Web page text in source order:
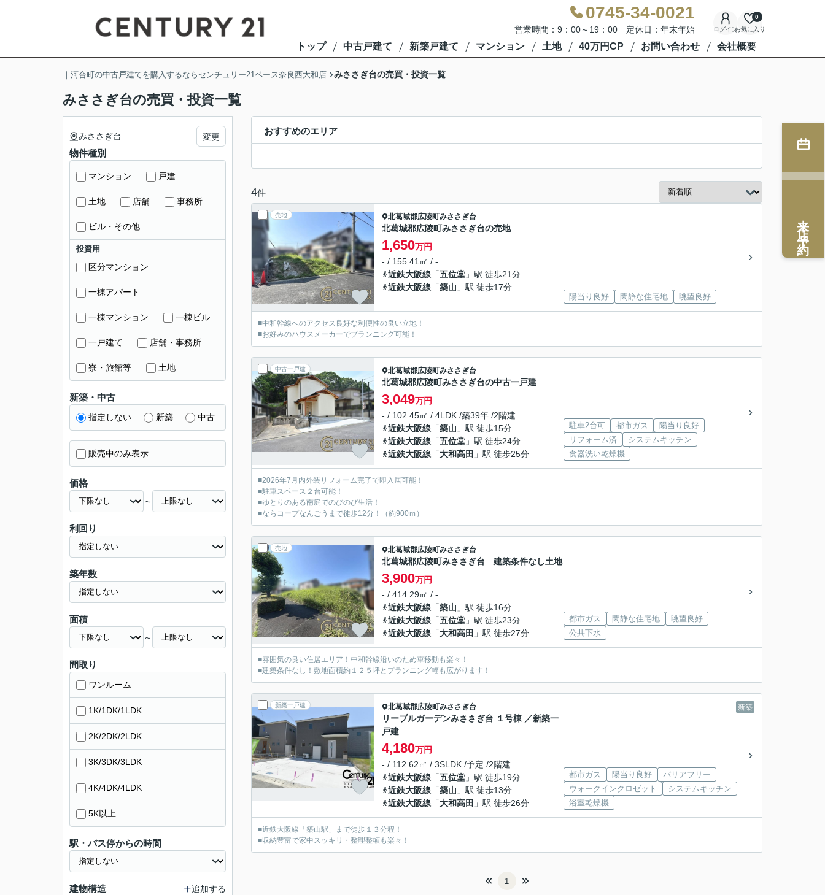
0745-34-0021
営業時間：9：00～19：00 定休日：年末年始 ログインお気に入り
0
トップ 中古戸建て 新築戸建て マンション 土地 40万円CP お問い合わせ 会社概要
｜河合町の中古戸建てを購入するならセンチュリー21ベース奈良西大和店 みささぎ台の売買・投資一覧
みささぎ台の売買・投資一覧
おすすめのエリア
4件
売地 北葛城郡広陵町みささぎ台
北葛城郡広陵町みささぎ台の売地
1,650万円
- / 155.41㎡ / -
近鉄大阪線 「五位堂 」駅 徒歩21分
近鉄大阪線 「築山 」駅 徒歩17分
陽当り良好 閑静な住宅地 眺望良好
■中和幹線へのアクセス良好な利便性の良い立地！
■お好みのハウスメーカーでプランニング可能！
中古一戸建 北葛城郡広陵町みささぎ台
北葛城郡広陵町みささぎ台の中古一戸建
3,049万円
- / 102.45㎡ / 4LDK /築39年 /2階建
近鉄大阪線 「築山 」駅 徒歩15分
近鉄大阪線 「五位堂 」駅 徒歩24分
近鉄大阪線 「大和高田 」駅 徒歩25分
駐車2台可 都市ガス
陽当り良好
リフォーム済
システムキッチン
食器洗い乾燥機
■2026年7月内外装リフォーム完了で即入居可能！
■駐車スペース２台可能！
■ゆとりのある南庭でのびのび生活！
■ならコープなんごうまで徒歩12分！（約900ｍ）
売地 北葛城郡広陵町みささぎ台
北葛城郡広陵町みささぎ台 建築条件なし土地
3,900万円
- / 414.29㎡ / -
近鉄大阪線 「築山 」駅 徒歩16分
近鉄大阪線 「五位堂 」駅 徒歩23分
近鉄大阪線 「大和高田 」駅 徒歩27分
都市ガス 閑静な住宅地
眺望良好
公共下水
■雰囲気の良い住居エリア！中和幹線沿いのため車移動も楽々！
■建築条件なし！敷地面積約１２５坪とプランニング幅も広がります！
新築一戸建 新築
北葛城郡広陵町みささぎ台
リーブルガーデンみささぎ台 １号棟 ／新築一
戸建
4,180万円
- / 112.62㎡ / 3SLDK /予定 /2階建
近鉄大阪線 「五位堂 」駅 徒歩19分
近鉄大阪線 「築山 」駅 徒歩13分
近鉄大阪線 「大和高田 」駅 徒歩26分
都市ガス 陽当り良好
バリアフリー
ウォークインクロゼット
システムキッチン
浴室乾燥機
■近鉄大阪線「築山駅」まで徒歩１３分程！
■収納豊富で家中スッキリ・整理整頓も楽々！
1
みささぎ台 変更
物件種別
マンション 戸建
土地 店舗 事務所
ビル・その他
投資用
区分マンション
一棟アパート
一棟マンション 一棟ビル
一戸建て 店舗・事務所
寮・旅館等 土地
新築・中古
指定しない 新築 中古
販売中のみ表示
価格
～
利回り
築年数
面積
～
間取り
ワンルーム
1K/1DK/1LDK
2K/2DK/2LDK
3K/3DK/3LDK
4K/4DK/4LDK
5K以上
駅・バス停からの時間
建物構造 追加する
来店予約